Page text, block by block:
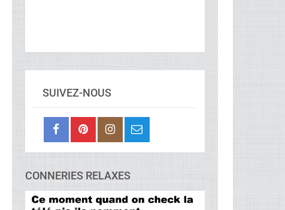
SUIVEZ-NOUS
CONNERIES RELAXES